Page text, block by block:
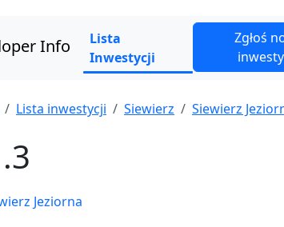
Info
Lista
Inwestycji
Zgłoś
Lista inwestycji Siewierz Siewierz
Jeziorna